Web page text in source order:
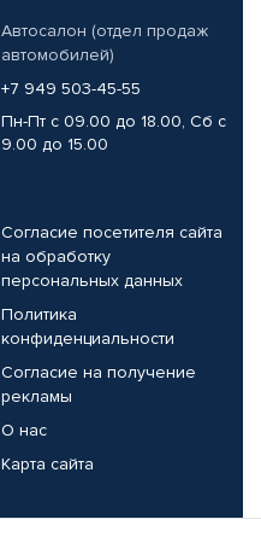
Автосалон (отдел продаж
автомобилей)
+7 949 503-45-55
Пн-Пт с 09.00 до 18.00, Сб с
9.00 до 15.00
Согласие посетителя сайта
на обработку
персональных данных
Политика
конфиденциальности
Согласие на получение
рекламы
О нас
Карта сайта